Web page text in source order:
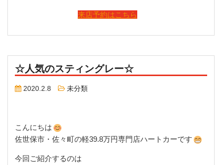
来店予約はこちら
☆人気のスティングレー☆
2020.2.8 未分類
こんにちは
佐世保市・佐々町の軽39.8万円専門店ハートカーです
今回ご紹介するのは